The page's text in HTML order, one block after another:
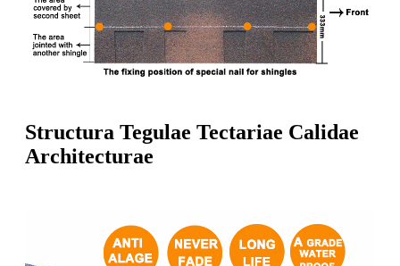
Structura Tegulae Tectariae Calidae
Architecturae